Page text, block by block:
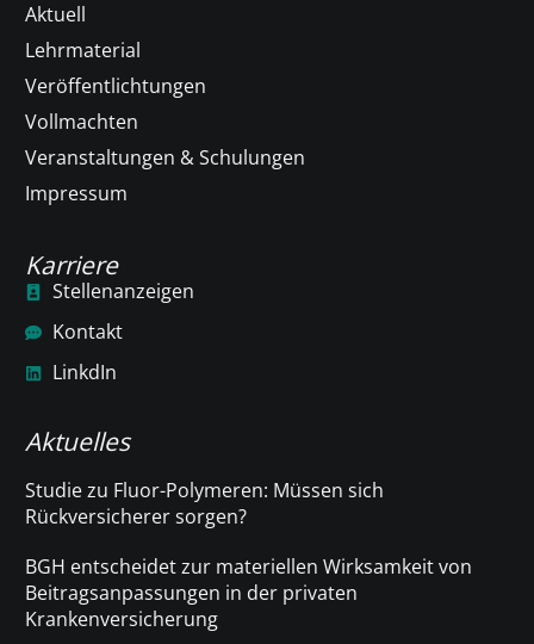
Aktuell
Lehrmaterial
Veröffentlichtungen
Vollmachten
Veranstaltungen & Schulungen
Impressum
Karriere
Stellenanzeigen
Kontakt
LinkdIn
Aktuelles
Studie zu Fluor-Polymeren: Müssen sich
Rückversicherer sorgen?
BGH entscheidet zur materiellen Wirksamkeit von
Beitragsanpassungen in der privaten
Krankenversicherung